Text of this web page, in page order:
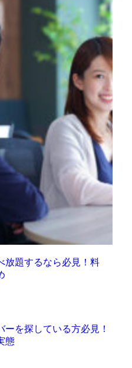
放題するなら必見！料
を探している方必見！
態